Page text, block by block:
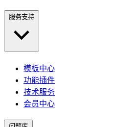
服务支持
模板中心
功能插件
技术服务
会员中心